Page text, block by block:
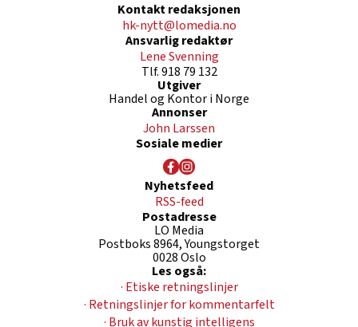
Kontakt redaksjonen
hk-nytt@lomedia.no
Ansvarlig redaktør
Lene Svenning
Tlf. 918 79 132
Utgiver
Handel og Kontor i Norge
Annonser
John Larssen
Sosiale medier
Nyhetsfeed
RSS-feed
Postadresse
LO Media
Postboks 8964, Youngstorget
0028 Oslo
Les også:
· Etiske retningslinjer
· Retningslinjer for kommentarfelt
· Bruk av kunstig intelligens